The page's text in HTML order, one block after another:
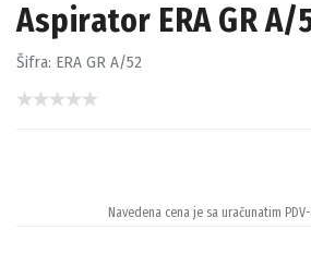
Aspirator ERA GR A/
Šifra: ERA GR A/52
Navedena cena je sa uračunatim